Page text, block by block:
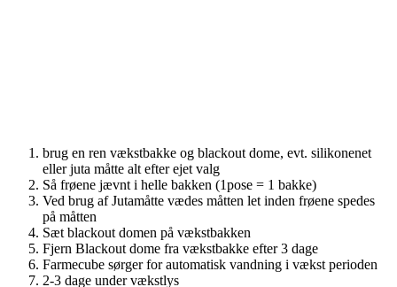
brug en ren vækstbakke og blackout dome, evt. silikonenet
eller juta måtte alt efter ejet valg
Så frøene jævnt i helle bakken (1pose = 1 bakke)
Ved brug af Jutamåtte vædes måtten let inden frøene spedes
på måtten
Sæt blackout domen på vækstbakken
Fjern Blackout dome fra vækstbakke efter 3 dage
Farmecube sørger for automatisk vandning i vækst perioden
2-3 dage under vækstlys